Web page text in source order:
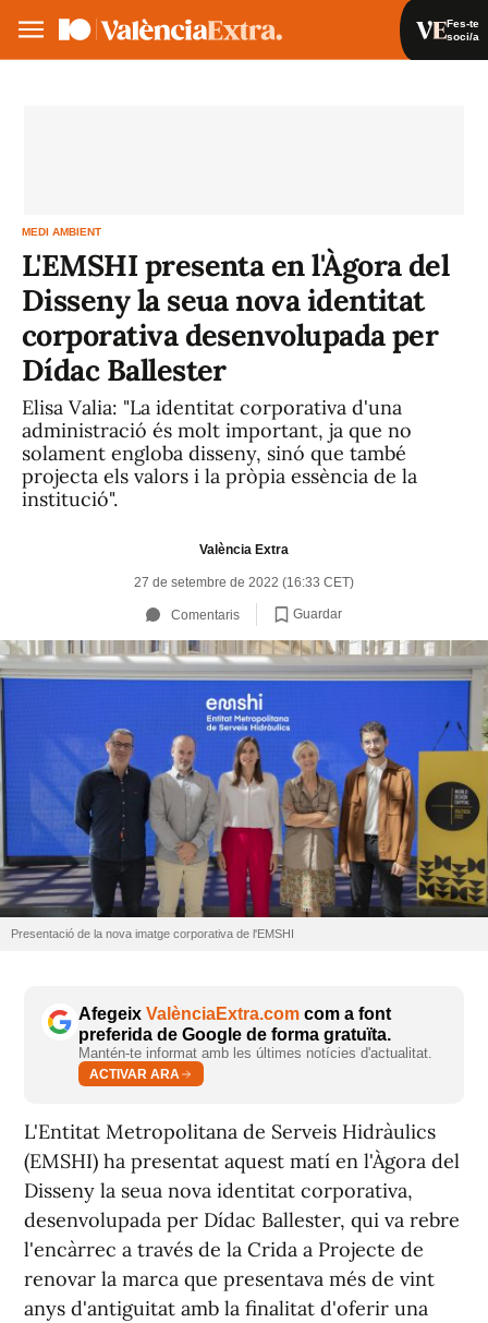
Fes-te
soci/a
MEDI AMBIENT
L'EMSHI presenta en l'Àgora del
Disseny la seua nova identitat
corporativa desenvolupada per
Dídac Ballester
Elisa Valia: "La identitat corporativa d'una
administració és molt important, ja que no
solament engloba disseny, sinó que també
projecta els valors i la pròpia essència de la
institució".
València Extra
27 de setembre de 2022 (16:33 CET)
Comentaris Guardar
Presentació de la nova imatge corporativa de l'EMSHI
Afegeix ValènciaExtra.com com a font
preferida de Google de forma gratuïta.
Mantén-te informat amb les últimes notícies d'actualitat.
ACTIVAR ARA
L'Entitat Metropolitana de Serveis Hidràulics
(EMSHI) ha presentat aquest matí en l'Àgora del
Disseny la seua nova identitat corporativa,
desenvolupada per Dídac Ballester, qui va rebre
l'encàrrec a través de la Crida a Projecte de
renovar la marca que presentava més de vint
anys d'antiguitat amb la finalitat d'oferir una